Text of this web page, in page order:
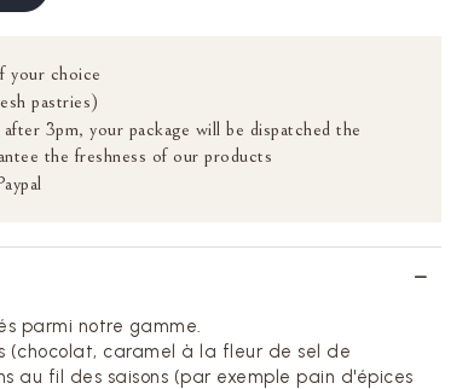
your choice
pastries)
3pm, your package will be dispatched the
the freshness of our products
parmi notre gamme.
(chocolat, caramel à la fleur de sel de
au fil des saisons (par exemple pain d'épices